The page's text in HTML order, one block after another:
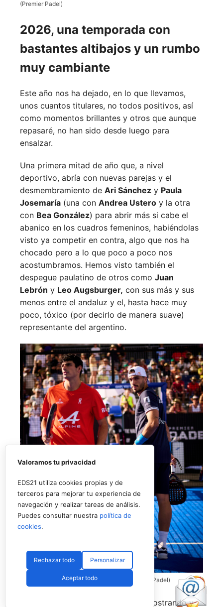
(Premier Padel)
2026, una temporada con
bastantes altibajos y un rumbo
muy cambiante
Este año nos ha dejado, en lo que llevamos,
unos cuantos titulares, no todos positivos, así
como momentos brillantes y otros que aunque
repasaré, no han sido desde luego para
ensalzar.
Una primera mitad de año que, a nivel
deportivo, abría con nuevas parejas y el
desmembramiento de Ari Sánchez y Paula
Josemaría (una con Andrea Ustero y la otra
con Bea González) para abrir más si cabe el
abanico en los cuadros femeninos, habiéndolas
visto ya competir en contra, algo que nos ha
chocado pero a lo que poco a poco nos
acostumbramos. Hemos visto también el
despegue paulatino de otros como Juan
Lebrón y Leo Augsburger, con sus más y sus
menos entre el andaluz y el, hasta hace muy
poco, tóxico (por decirlo de manera suave)
representante del argentino.
Coello y Galán, dos rivales fantásticos (Premier Padel)
Nombres propios que se han ido mostrando y
Valoramos tu privacidad
EDS21 utiliza cookies propias y de
terceros para mejorar tu experiencia de
navegación y realizar tareas de análisis.
Puedes consultar nuestra política de
cookies.
Rechazar todo Personalizar
Aceptar todo